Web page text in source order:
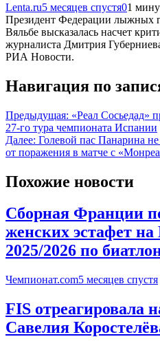
Lenta.ru5 месяцев спустя01
Президент Федерации лыжных
Вяльбе высказалась насчет
журналиста Дмитрия
РИА Новости.
Навигация по
Предыдущая: «Реал Сосьедад»
27-го тура чемпионата Испании
Далее: Голевой пас Панарина
от поражения в матче с
Похожие новости
Сборная Франции
женских эстафет
2025/2026 по
Чемпионат.com5 месяцев спустя
FIS отреагировала
Савелия